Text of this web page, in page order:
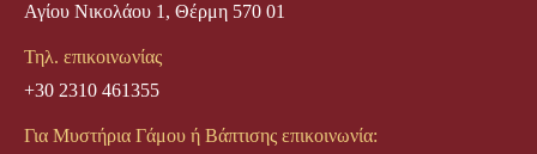
Αγίου Νικολάου 1, Θέρμη 570 01
Τηλ. επικοινωνίας
+30 2310 461355
Για Μυστήρια Γάμου ή Βάπτισης επικοινωνία: